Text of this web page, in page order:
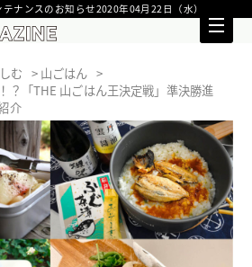
テナンスのお知らせ2020年04月22日（水）
む
山ごはん
？「THE 山ごはん王決定戦」準決勝進
介